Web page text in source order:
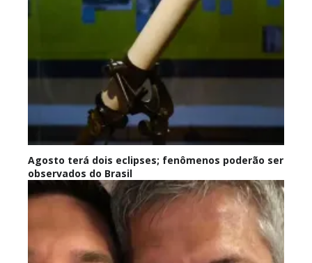
Agosto terá dois eclipses; fenômenos poderão ser
observados do Brasil